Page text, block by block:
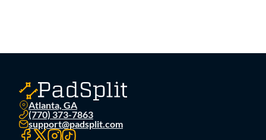
Atlanta, GA
(770) 373-7863
support@padsplit.com